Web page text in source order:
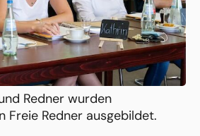
Redner wurden
Freie Redner ausgebildet.